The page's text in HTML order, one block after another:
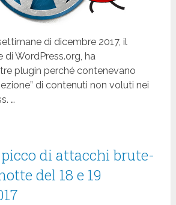
di dicembre 2017, il
di WordPress.org, ha
plugin perché contenevano
di contenuti non voluti nei
…
di attacchi brute-
del 18 e 19